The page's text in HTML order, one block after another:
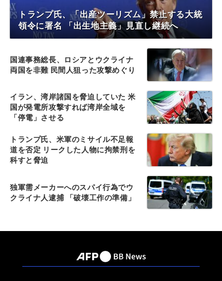
トランプ氏、「出産ツーリズム」禁止する大統
領令に署名 「出生地主義」見直し継続へ
国連事務総長、ロシアとウクライナ
両国を非難 民間人狙った攻撃めぐり
イラン、湾岸諸国を脅迫していた 米
国が発電所攻撃すれば湾岸全域を
「停電」させる
トランプ氏、米軍のミサイル不足報
道を否定 リークした人物に拘禁刑を
科すと脅迫
独軍需メーカーへのスパイ行為でウ
クライナ人逮捕 「破壊工作の準備」